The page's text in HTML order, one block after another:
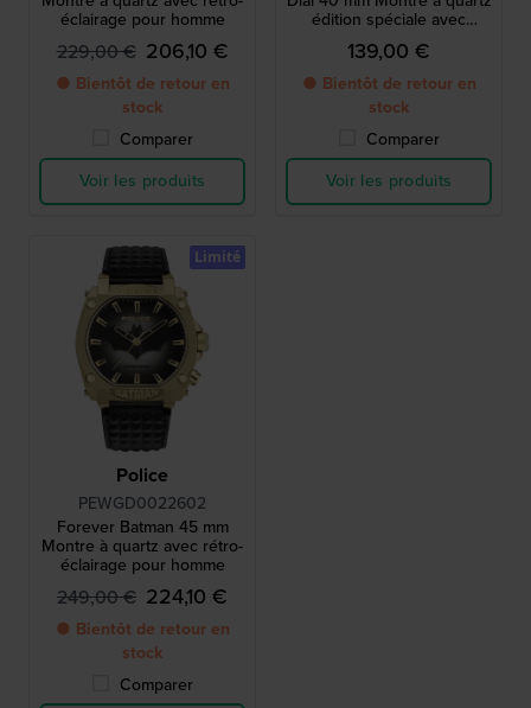
éclairage pour homme
229,00 € 206,10 €
● Bientôt de retour en
stock
Comparer
Voir les produits
édition spéciale avec
cadran Snoopy
139,00 €
● Bientôt de retour en
stock
Comparer
Voir les produits
Police
PEWGD0022602
Forever Batman 45 mm
Montre à quartz avec rétro-
éclairage pour homme
249,00 € 224,10 €
● Bientôt de retour en
stock
Comparer
Limité